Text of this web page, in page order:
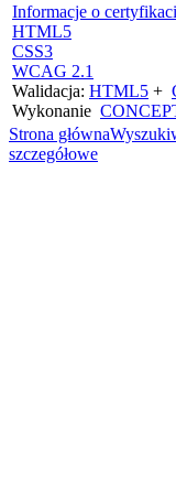
Informacje o
HTML5
CSS3
WCAG 2.1
Walidacja: HTML5 +
Wykonanie
Strona główna
szczegółowe